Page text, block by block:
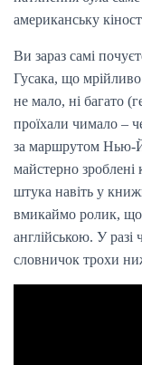
американську
Ви зараз самі
Гусака, що
не мало, ні багато
проїхали чимало –
за маршрутом Нью-
майстерно зроблені
штука навіть у
вмикаймо ролик,
англійською. У
словничок трохи